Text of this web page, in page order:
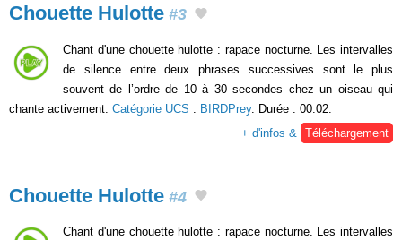
Chouette Hulotte #3
Chant d'une chouette hulotte : rapace nocturne. Les intervalles
de silence entre deux phrases successives sont le plus
souvent de l’ordre de 10 à 30 secondes chez un oiseau qui
chante activement. Catégorie UCS : BIRDPrey. Durée : 00:02.
+ d'infos &
Téléchargement
Chouette Hulotte #4
Chant d'une chouette hulotte : rapace nocturne. Les intervalles